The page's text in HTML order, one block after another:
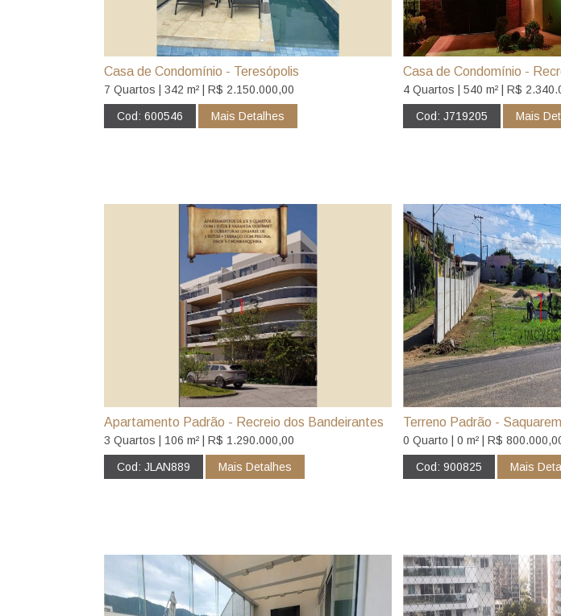
Casa de Condomínio - Teresópolis
7 Quartos | 342 m² | R$ 2.150.000,00
Cod: 600546 Mais Detalhes
Casa de Condomínio -
4 Quartos | 540 m² | R$
Cod: J719205 Mais
Apartamento Padrão - Recreio dos Bandeirantes
3 Quartos | 106 m² | R$ 1.290.000,00
Cod: JLAN889 Mais Detalhes
Terreno Padrão -
0 Quarto | 0 m² | R$
Cod: 900825 Mais